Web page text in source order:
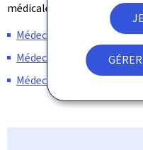
médicales:
Médecin généraliste/
Médecin-dentiste/
Médecin-vétérinaire